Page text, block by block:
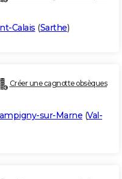
Calais (Sarthe)
Créer une cagnotte obsèques
sur-Marne (Val-